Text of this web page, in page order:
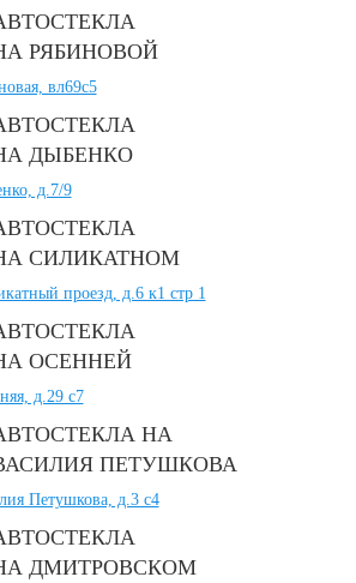
РЯБИНОВОЙ
вл69с5
ДЫБЕНКО
д.7/9
СИЛИКАТНОМ
проезд, д.6 к1 стр 1
ОСЕННЕЙ
д.29 с7
НА
ПЕТУШКОВА
Петушкова, д.3 с4
ДМИТРОВСКОМ